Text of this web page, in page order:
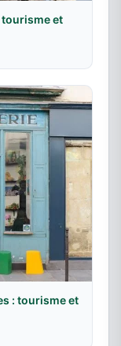
et
: tourisme et